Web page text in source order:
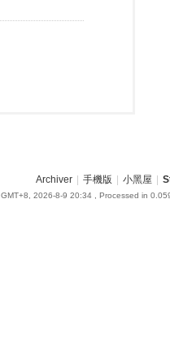
Archiver 手機版 小黑屋
GMT+8, 2026-8-9 20:34 , Processed in